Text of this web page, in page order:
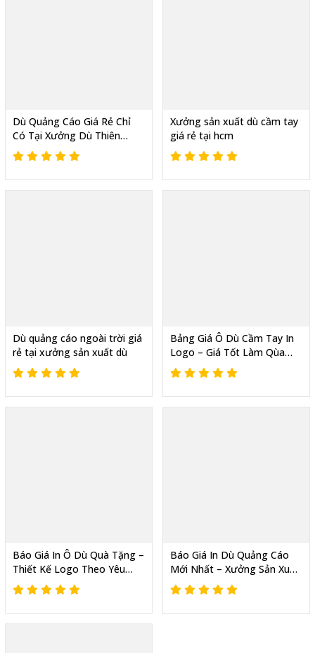
Dù Quảng Cáo Giá Rẻ Chỉ
Có Tại Xưởng Dù Thiên
Phúc -1 Cây Vẫn Nhận In
Logo
Xưởng sản xuất dù cầm tay
giá rẻ tại hcm
Dù quảng cáo ngoài trời giá
rẻ tại xưởng sản xuất dù
Bảng Giá Ô Dù Cầm Tay In
Logo – Giá Tốt Làm Qùa
Tặng Sự Kiện, In Theo Yêu
Cầu, Chỉ Từ 70K
Báo Giá In Ô Dù Quà Tặng –
Thiết Kế Logo Theo Yêu
Cầu, Giao Nhanh Toàn
Quốc, Giá Tốt Từ 80K
Báo Giá In Dù Quảng Cáo
Mới Nhất – Xưởng Sản Xuất
Trực Tiếp, Thiết Kế Theo
Yêu Cầu